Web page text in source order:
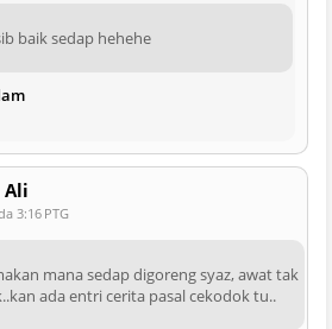
baik sedap hehehe
Ali
3:16 PTG
mana sedap digoreng syaz, awat tak
ada entri cerita pasal cekodok tu..